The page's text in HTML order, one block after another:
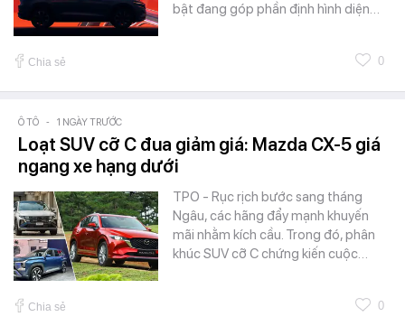
bật đang góp phần định hình diện…
Chia sẻ 0
Ô TÔ - 1 NGÀY TRƯỚC
Loạt SUV cỡ C đua giảm giá: Mazda CX-5 giá
ngang xe hạng dưới
TPO - Rục rịch bước sang tháng
Ngâu, các hãng đẩy mạnh khuyến
mãi nhằm kích cầu. Trong đó, phân
khúc SUV cỡ C chứng kiến cuộc…
Chia sẻ 0